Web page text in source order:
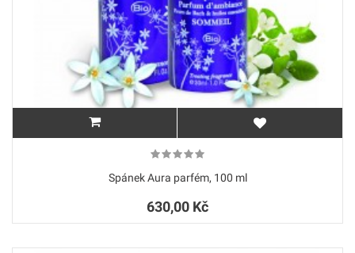
Spánek Aura parfém, 100 ml
630,00 Kč